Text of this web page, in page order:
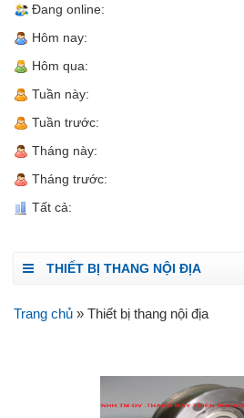
Đang online:
Hôm nay:
Hôm qua:
Tuần này:
Tuần trước:
Tháng này:
Tháng trước:
Tất cả:
THIẾT BỊ THANG NỘI ĐỊA
Trang chủ » Thiết bị thang nội địa